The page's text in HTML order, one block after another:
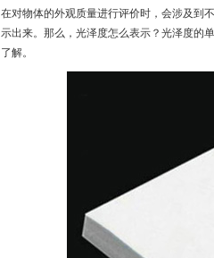
在对物体的外观质量进行评价时，会涉及到
示出来。那么，光泽度怎么表示？光泽度的
了解。